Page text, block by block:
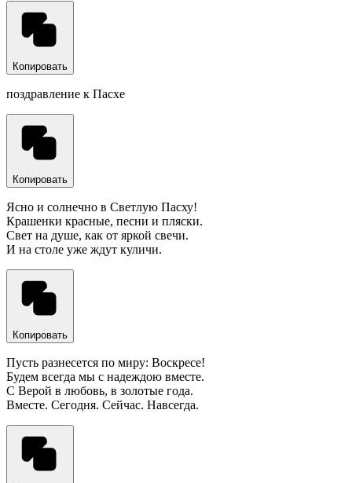
Копировать
поздравление к Пасхе
Копировать
Ясно и солнечно в Светлую Пасху!
Крашенки красные, песни и пляски.
Свет на душе, как от яркой свечи.
И на столе уже ждут куличи.
Копировать
Пусть разнесется по миру: Воскресе!
Будем всегда мы с надеждою вместе.
С Верой в любовь, в золотые года.
Вместе. Сегодня. Сейчас. Навсегда.